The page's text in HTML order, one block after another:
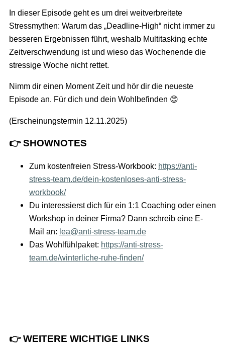
In dieser Episode geht es um drei weitverbreitete
Stressmythen: Warum das „Deadline-High“ nicht immer zu
besseren Ergebnissen führt, weshalb Multitasking echte
Zeitverschwendung ist und wieso das Wochenende die
stressige Woche nicht rettet.
Nimm dir einen Moment Zeit und hör dir die neueste
Episode an. Für dich und dein Wohlbefinden 😊
(Erscheinungstermin 12.11.2025)
👉 SHOWNOTES
Zum kostenfreien Stress-Workbook: https://anti-
stress-team.de/dein-kostenloses-anti-stress-
workbook/
Du interessierst dich für ein 1:1 Coaching oder einen
Workshop in deiner Firma? Dann schreib eine E-
Mail an: lea@anti-stress-team.de
Das Wohlfühlpaket: https://anti-stress-
team.de/winterliche-ruhe-finden/
👉 WEITERE WICHTIGE LINKS